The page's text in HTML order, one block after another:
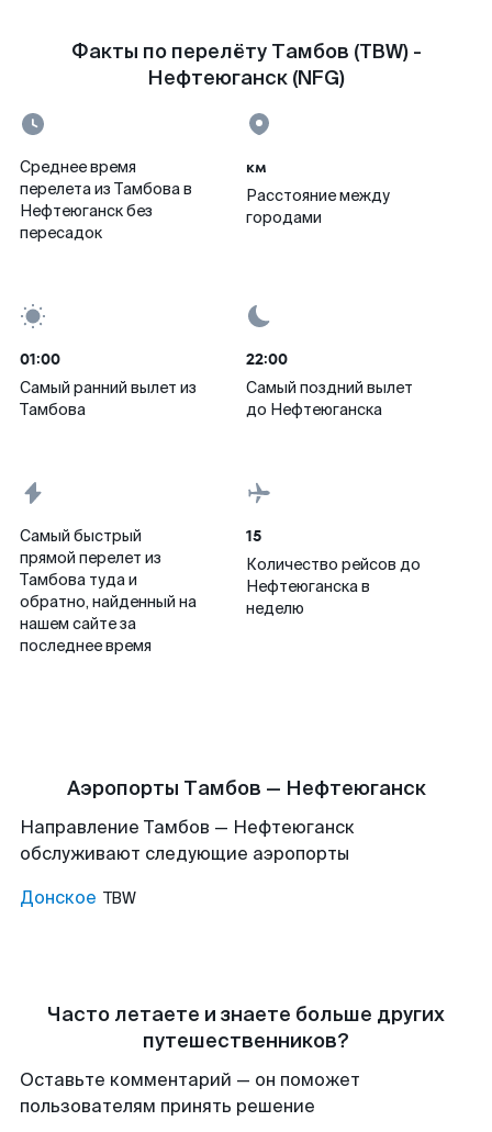
Факты по перелёту Тамбов (TBW) -
Нефтеюганск (NFG)
Среднее время
перелета из Тамбова в
Нефтеюганск без
пересадок
км
Расстояние между
городами
01:00
Самый ранний вылет из
Тамбова
22:00
Самый поздний вылет
до Нефтеюганска
Самый быстрый
прямой перелет из
Тамбова туда и
обратно, найденный на
нашем сайте за
последнее время
15
Количество рейсов до
Нефтеюганска в
неделю
Аэропорты Тамбов — Нефтеюганск
Направление Тамбов — Нефтеюганск
обслуживают следующие аэропорты
Донское TBW
Часто летаете и знаете больше других
путешественников?
Оставьте комментарий — он поможет
пользователям принять решение